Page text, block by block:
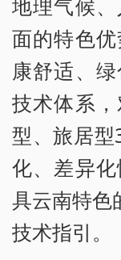
地理气候
面的特色
康舒适、
技术体系
型、旅居型
化、差异
具云南特色
技术指引。